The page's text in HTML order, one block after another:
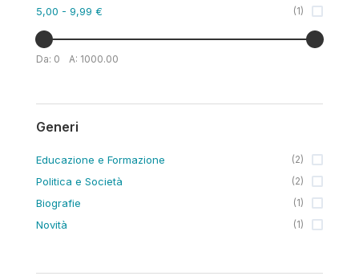
5,00 - 9,99 € (1)
Da: 0 A: 1000.00
Generi
Educazione e Formazione (2)
Politica e Società (2)
Biografie (1)
Novità (1)